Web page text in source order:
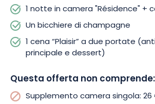
1 notte in camera "Résidence" +
Un bicchiere di champagne
1 cena “Plaisir” a due portate
principale e dessert)
Questa offerta non comprende:
Supplemento camera singola: